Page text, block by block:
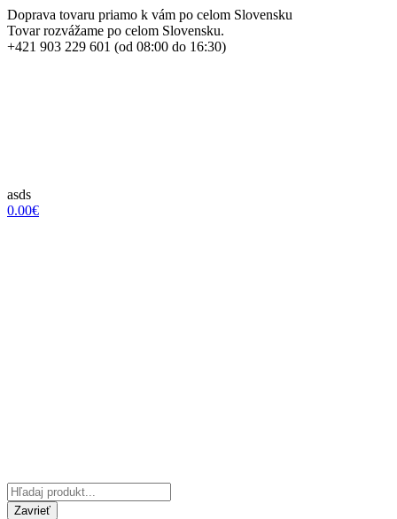
Doprava tovaru priamo k vám po celom Slovensku
Tovar rozvážame po celom Slovensku.
+421 903 229 601 (od 08:00 do 16:30)
asds
0.00€
Zavrieť